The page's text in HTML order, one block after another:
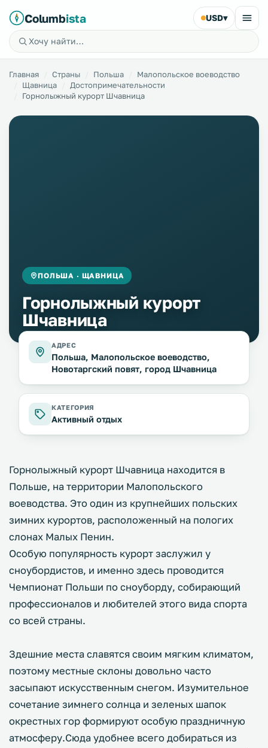
Columbista USD▾
Главная Страны Польша
Малопольское воеводство
Щавница
Достопримечательности
Горнолыжный курорт Шчавница
ПОЛЬША · ЩАВНИЦА
Горнолыжный курорт
Шчавница
АДРЕС
Польша, Малопольское воеводство,
Новотаргский повят, город Шчавница
КАТЕГОРИЯ
Активный отдых
Горнолыжный курорт Шчавница находится в
Польше, на территории Малопольского
воеводства. Это один из крупнейших польских
зимних курортов, расположенный на пологих
слонах Малых Пенин.
Особую популярность курорт заслужил у
сноубордистов, и именно здесь проводится
Чемпионат Польши по сноуборду, собирающий
профессионалов и любителей этого вида спорта
со всей страны.
Здешние места славятся своим мягким климатом,
поэтому местные склоны довольно часто
засыпают искусственным снегом. Изумительное
сочетание зимнего солнца и зеленых шапок
окрестных гор формируют особую праздничную
атмосферу.Сюда удобнее всего добираться из